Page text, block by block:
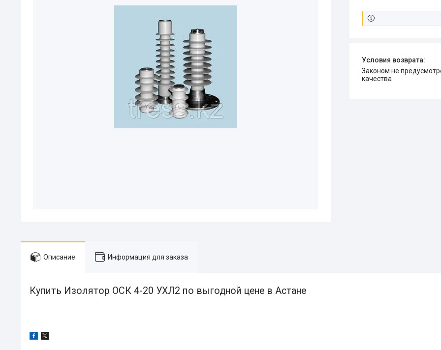
Законом не предусмотрен возврат и обмен данного товара надлежащего
качества
Описание Информация для заказа
Купить Изолятор ОСК 4-20 УХЛ2 по выгодной цене в Астане